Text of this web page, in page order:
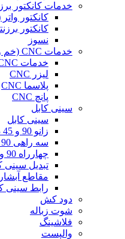
خدمات کانکتور
کانکتور
کانکتور
نسوز
خدمات CNC (خم و برش)
خدمات CNC
لیزر CNC
پلاسما CNC
پانچ CNC
سینی کابل
سینی کابل
زانو 90 و 45 درجه سینی کابل افقی
سه راهی 90 و 45 درجه سینی کابل
چهارراه 90 و 45 درجه سینی کابل
تبدیل سینی
مقاطع
رابط سینی
دود کش
شوت زباله
فلاشینگ
والپست